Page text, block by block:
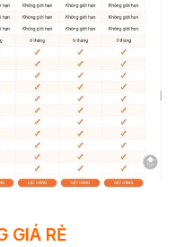
GIÁ RẺ